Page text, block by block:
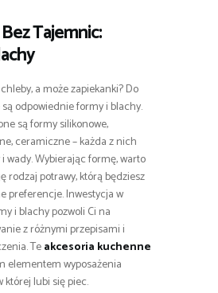
Tajemnic:
a może zapiekanki? Do
odpowiednie formy i blachy.
są formy silikonowe,
ceramiczne – każda z nich
wady. Wybierając formę, warto
rodzaj potrawy, którą będziesz
preferencje. Inwestycja w
i blachy pozwoli Ci na
z różnymi przepisami i
Teakcesoria kuchenne
elementem wyposażenia
której lubi się piec.